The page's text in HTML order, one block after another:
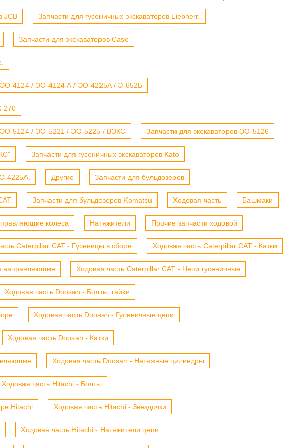
JCB Запчасти для гусеничных экскаваторов Liebherr.
Запчасти для экскаваторов Case
ЭО-4124 / ЭО-4124 А / ЭО-4225А / Э-652Б
270
ЭО-5124 / ЭО-5221 / ЭО-5225 / ВЭКС Запчасти для экскаваторов ЭО-5126
Запчасти для гусеничных экскаваторов Kato
4225А. Другие Запчасти для бульдозеров
Запчасти для бульдозеров Komatsu Ходовая часть Башмаки
колеса Натяжители Прочие запчасти ходовой
Caterpillar CAT - Гусеницы в сборе Ходовая часть Caterpillar CAT - Катки
направляющие Ходовая часть Caterpillar CAT - Цепи гусеничные
Ходовая часть Doosan - Болты, гайки
Ходовая часть Doosan - Гусеничные цепи
Ходовая часть Doosan - Катки
Ходовая часть Doosan - Натяжные цилиндры
Ходовая часть Hitachi - Болты
Hitachi Ходовая часть Hitachi - Звездочки
Ходовая часть Hitachi - Натяжители цепи